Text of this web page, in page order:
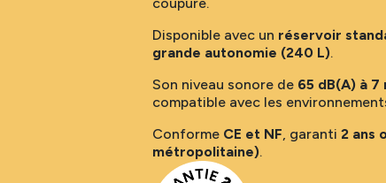
coupure.
Disponible avec un réservoir
grande autonomie (240 L).
Son niveau sonore de 65 dB(A) à 7
compatible avec les
Conforme CE et NF, garanti 2 ans
métropolitaine).